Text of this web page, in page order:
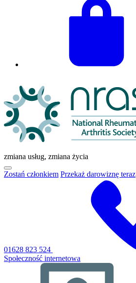
zmiana usług, zmiana życia
Kliknij,
aby
Zostań członkiem Przekaż darowiznę teraz
01628 823 524
Społeczność internetowa